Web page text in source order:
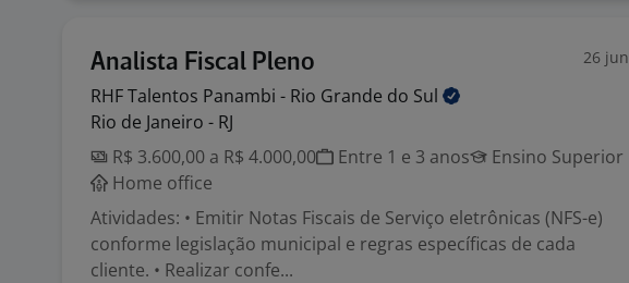
Analista Fiscal Pleno 26 jun
RHF Talentos Panambi - Rio Grande do Sul
Rio de Janeiro - RJ
R$ 3.600,00 a R$ 4.000,00
Entre 1 e 3 anos
Ensino Superior
Home office
Atividades: • Emitir Notas Fiscais de Serviço eletrônicas (NFS-e)
conforme legislação municipal e regras específicas de cada
cliente. • Realizar confe...